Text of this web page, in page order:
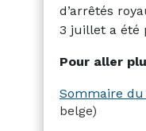
d’arrêtés
3 juillet a été
d’indemnité
a été publié
le chômage
Pour aller
Sommaire
belge)